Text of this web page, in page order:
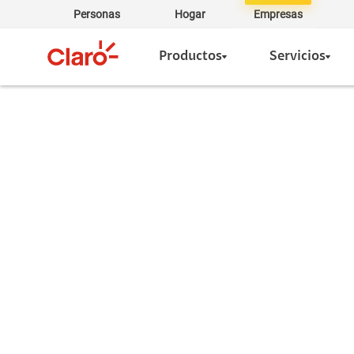
Personas Hogar Empresas
Productos Servicios